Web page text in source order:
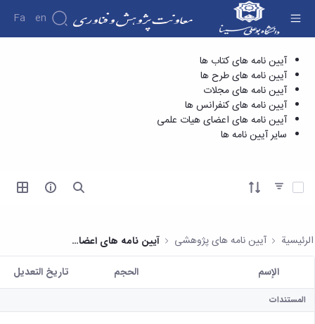
Fa En
درباره
معاونت
درباره
معرفی
معاون
اهداف
ساختار
پژوهشی
رئیس
کتابخانه
رئیس
مرکز
سایر آیین نامه ها - معاونت پژوهش و فناوری
آیین نامه های کتاب ها
آیین نامه های طرح ها
آیین نامه های مجلات
آیین نامه های کنفرانس ها
آیین نامه های اعضای هیات علمی
سایر آیین نامه ها
تحديد عناصر
الرئيسية آیین نامه های پژوهشی آیین نامه های اعضای هیات علمی
المستخدم المختار
الإسم الحجم تاريخ التعديل
المستندات